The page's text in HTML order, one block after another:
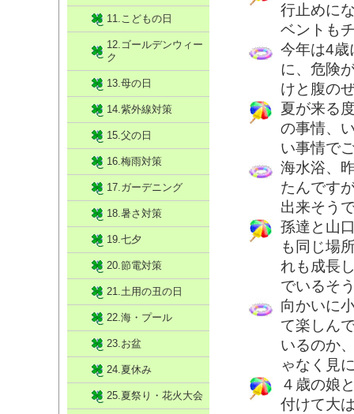
行止めに
ベントも
今年は4
に、危険
けと腹の
夏が来る
の事情、
い事情で
海水浴、
たんです
出来そう
孫達と山
も同じ場
れも成長
でいるそ
向かいに
て楽しん
いるのか
ゃなく見
４歳の娘
付けて大
11.こどもの日
12.ゴールデンウィー
ク
13.母の日
14.紫外線対策
15.父の日
16.梅雨対策
17.ガーデニング
18.暑さ対策
19.七夕
20.節電対策
21.土用の丑の日
22.海・プール
23.お盆
24.夏休み
25.夏祭り・花火大会